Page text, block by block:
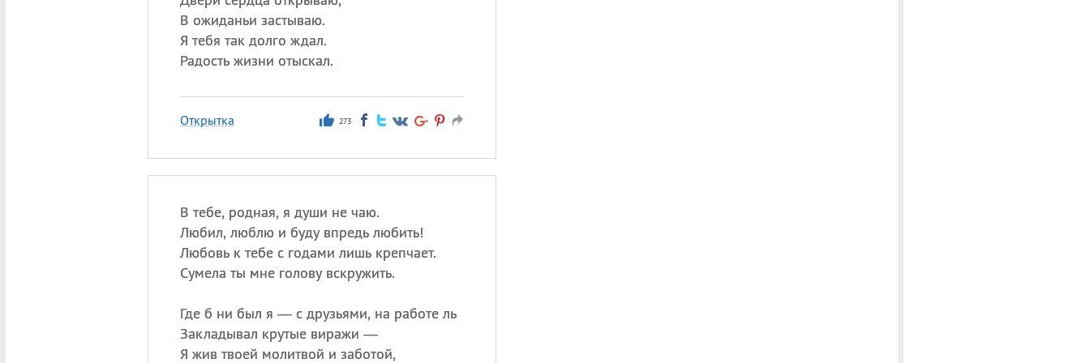
В ожиданьи застываю.
Я тебя так долго ждал.
Радость жизни отыскал.
Открытка 273
В тебе, родная, я души не чаю.
Любил, люблю и буду впредь любить!
Любовь к тебе с годами лишь крепчает.
Сумела ты мне голову вскружить.
Где б ни был я — с друзьями, на работе ль
Закладывал крутые виражи —
Я жив твоей молитвой и заботой,